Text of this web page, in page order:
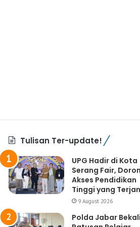
Tulisan Ter-update!
UPG Hadir di Kota
Serang Fair,
Akses Pendidikan
Tinggi yang
9 August 2026
Polda Jabar Bekali